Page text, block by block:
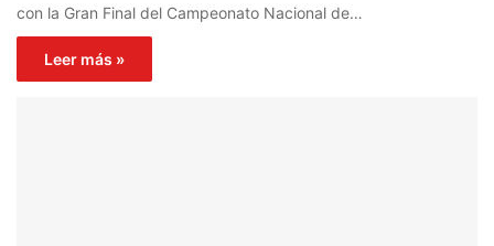
con la Gran Final del Campeonato Nacional de…
Leer más »